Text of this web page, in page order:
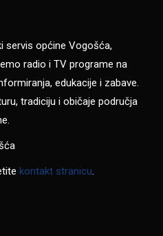
servis općine Vogošća,
radio i TV programe na
edukacije i zabave.
tradiciju i običaje područja
kontakt stranicu